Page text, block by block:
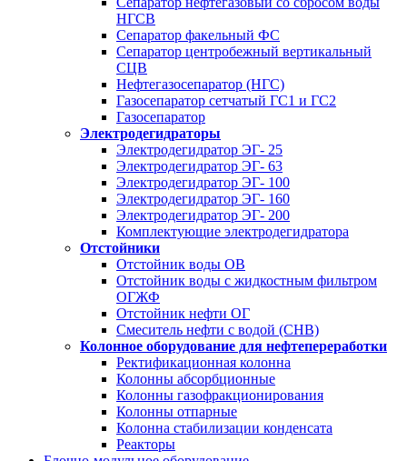
НГСВ
Сепаратор факельный ФС
Сепаратор центробежный вертикальный
СЦВ
Нефтегазосепаратор (НГС)
Газосепаратор сетчатый ГС1 и ГС2
Газосепаратор
Электродегидраторы
Электродегидратор ЭГ- 25
Электродегидратор ЭГ- 63
Электродегидратор ЭГ- 100
Электродегидратор ЭГ- 160
Электродегидратор ЭГ- 200
Комплектующие электродегидратора
Отстойники
Отстойник воды ОВ
Отстойник воды с жидкостным фильтром
ОГЖФ
Отстойник нефти ОГ
Смеситель нефти с водой (СНВ)
Колонное оборудование для нефтепереработки
Ректификационная колонна
Колонны абсорбционные
Колонны газофракционирования
Колонны отпарные
Колонна стабилизации конденсата
Реакторы